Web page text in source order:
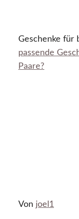
Geschenke für
passende
Paare?
Von joel1